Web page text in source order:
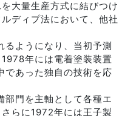
大量生産方式に結びつけ
ディプ法において、他社
ようになり、当初予測
年には電着塗装装置
であった独自の技術を応
門を主軸として各種エ
らに1972年には王子製